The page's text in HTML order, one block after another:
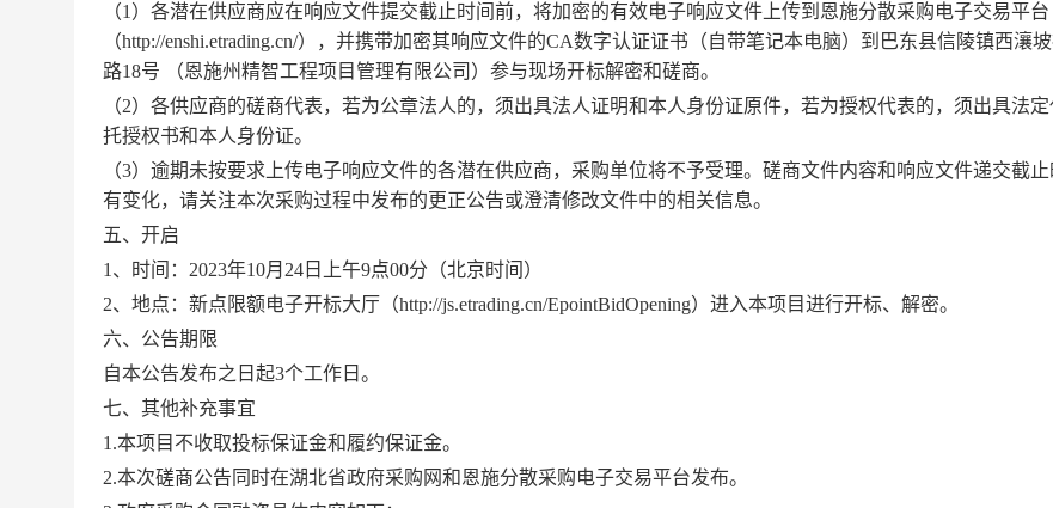
（1）各潜在供应商应在响应文件提交截止时间前，将加密的有效电子响应文件上传到恩施分散采购电子交易平台
（http://enshi.etrading.cn/），并携带加密其响应文件的CA数字认证证书（自带笔记本电脑）到巴东县信陵镇西瀼
路18号 （恩施州精智工程项目管理有限公司）参与现场开标解密和磋商。
（2）各供应商的磋商代表，若为公章法人的，须出具法人证明和本人身份证原件，若为授权代表的，须出具法
托授权书和本人身份证。
（3）逾期未按要求上传电子响应文件的各潜在供应商，采购单位将不予受理。磋商文件内容和响应文件递交截
有变化，请关注本次采购过程中发布的更正公告或澄清修改文件中的相关信息。
五、开启
1、时间：2023年10月 24 日上午9点00分（北京时间）
2、地点 ：新点限额电子开标大厅（http://js.etrading.cn/EpointBidOpening）进入本项目进行开标、解密。
六、公告期限
自本公告发布之日起3个工作日。
七、其他补充事宜
1.本项目不收取投标保证金和履约保证金。
2.本次磋商公告同时在湖北省政府采购网和恩施分散采购电子交易平台发布。